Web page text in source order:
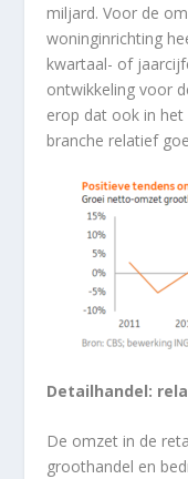
miljard. Voor de
woninginrichting
kwartaal- of
ontwikkeling voor
erop dat ook in
branche relatief
Detailhandel:
De omzet in de
groothandel en